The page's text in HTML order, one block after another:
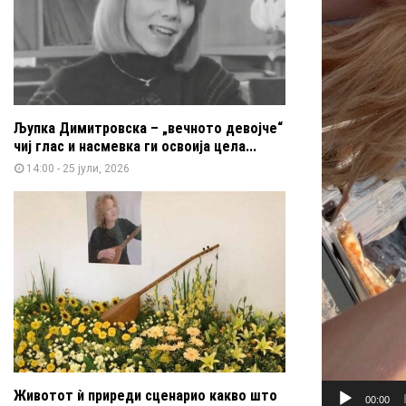
00:00
Љупка Димитровска – „вечното девојче“
чиј глас и насмевка ги освоија цела...
14:00 - 25 јули, 2026
Животот ѝ приреди сценарио какво што